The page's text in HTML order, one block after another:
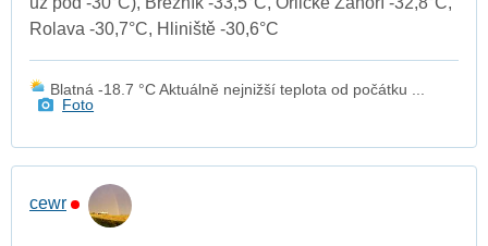
Rolava -30,7°C, Hliniště -30,6°C
Blatná -18.7 °C Aktuálně nejnižší teplota od počátku ...
Foto
cewr